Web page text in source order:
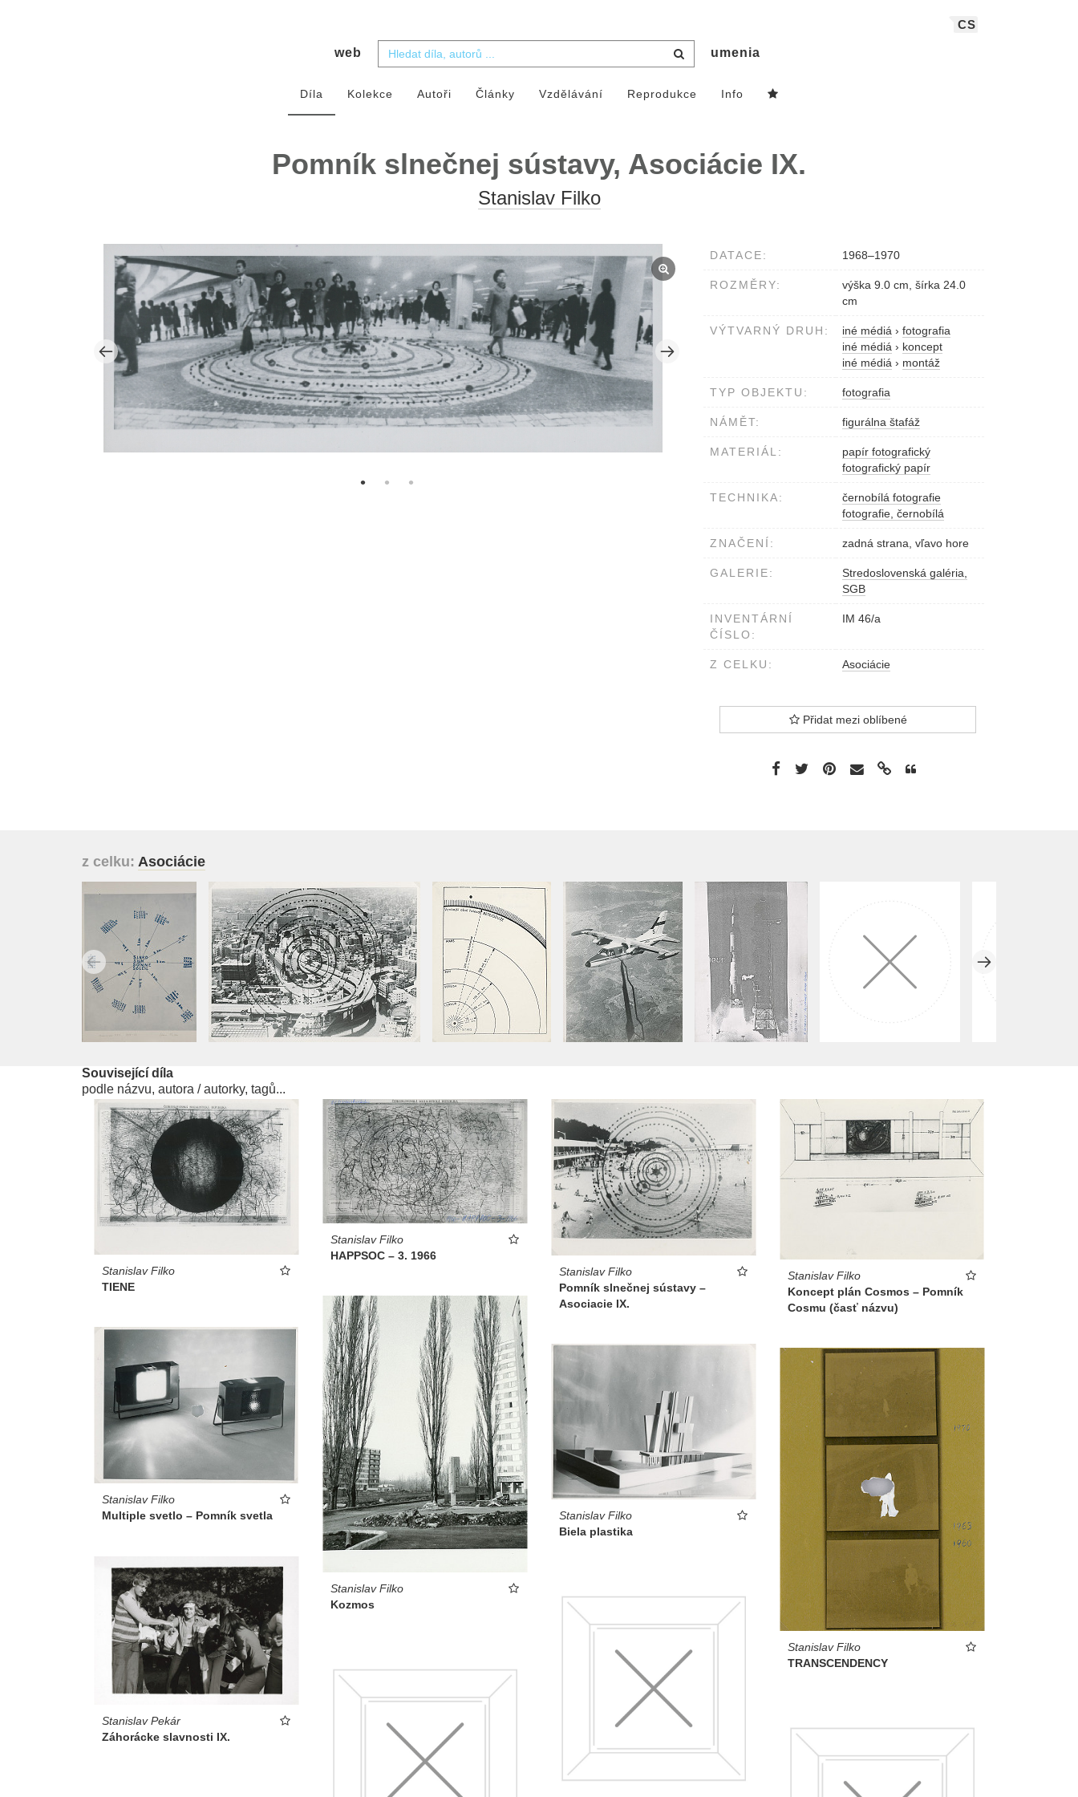
CS
web umenia
Díla Kolekce Autoři Články Vzdělávání Reprodukce Info
Pomník slnečnej sústavy, Asociácie IX.
Stanislav Filko
DATACE: 1968–1970
ROZMĚRY:
výška 9.0 cm, šírka 24.0
cm
VÝTVARNÝ DRUH: iné médiá › fotografia
iné médiá › koncept
iné médiá › montáž
TYP OBJEKTU: fotografia
NÁMĚT: figurálna štafáž
MATERIÁL:
papír fotografický
fotografický papír
TECHNIKA:
černobílá fotografie
fotografie, černobílá
ZNAČENÍ: zadná strana, vľavo hore
GALERIE:
Stredoslovenská galéria,
SGB
INVENTÁRNÍ
ČÍSLO:
IM 46/a
Z CELKU: Asociácie
Přidat mezi oblíbené
z celku: Asociácie
Související díla
podle názvu, autora / autorky, tagů...
Stanislav Filko
TIENE
Stanislav Filko
HAPPSOC – 3. 1966
Stanislav Filko
Pomník slnečnej sústavy –
Asociacie IX.
Stanislav Filko
Koncept plán Cosmos – Pomník
Cosmu (časť názvu)
Stanislav Filko
Kozmos
Stanislav Filko
Multiple svetlo – Pomník svetla
Stanislav Filko
Biela plastika
Stanislav Filko
TRANSCENDENCY
Stanislav Pekár
Záhorácke slavnosti IX.